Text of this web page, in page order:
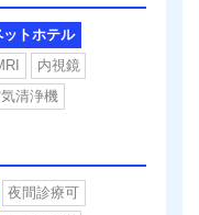
ットホテル
内視鏡
清浄機
夜間診療可